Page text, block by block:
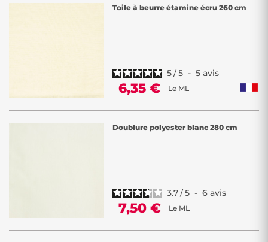
Toile à beurre étamine écru 260 cm
5/5 - 5 avis
6,35 € Le ML
Doublure polyester blanc 280 cm
3.7/5 - 6 avis
7,50 € Le ML